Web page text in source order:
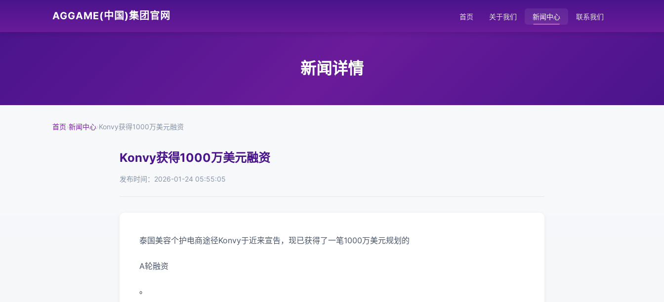
AGGAME(中国)集团官网 首页 关于我们 新闻中心 联系我们
新闻详情
首页›新闻中心›Konvy获得1000万美元融资
Konvy获得1000万美元融资
发布时间：2026-01-24 05:55:05
泰国美容个护电商途径Konvy于近来宣告，现已获得了一笔1000万美元规划的
A轮融资
。